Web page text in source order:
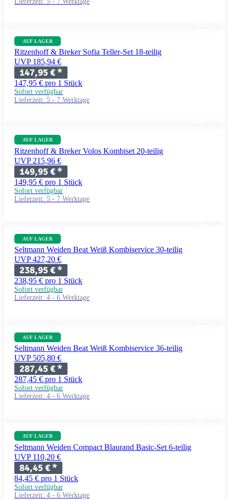
AUF LAGER
Ritzenhoff & Breker Sofia Teller-Set 18-teilig
UVP 185,94 €
147,95 €*
147,95 € pro 1 Stück
Sofort verfügbar
Lieferzeit: 5 - 7 Werktage
AUF LAGER
Ritzenhoff & Breker Volos Kombiset 20-teilig
UVP 215,96 €
149,95 €*
149,95 € pro 1 Stück
Sofort verfügbar
Lieferzeit: 5 - 7 Werktage
AUF LAGER
Seltmann Weiden Beat Weiß Kombiservice 30-teilig
UVP 427,20 €
238,95 €*
238,95 € pro 1 Stück
Sofort verfügbar
Lieferzeit: 4 - 6 Werktage
AUF LAGER
Seltmann Weiden Beat Weiß Kombiservice 36-teilig
UVP 505,80 €
287,45 €*
287,45 € pro 1 Stück
Sofort verfügbar
Lieferzeit: 4 - 6 Werktage
AUF LAGER
Seltmann Weiden Compact Blaurand Basic-Set 6-teilig
UVP 110,20 €
84,45 €*
84,45 € pro 1 Stück
Sofort verfügbar
Lieferzeit: 4 - 6 Werktage